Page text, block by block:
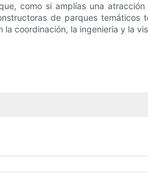
como si amplías una
de parques
coordinación, la ingeniería y la